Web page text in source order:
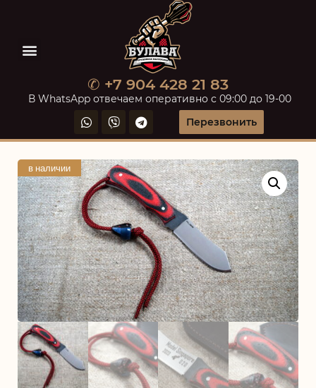
✆ +7 904 428 21 83
В WhatsApp отвечаем оперативно с 09:00 до 19-00
Перезвонить
в наличии